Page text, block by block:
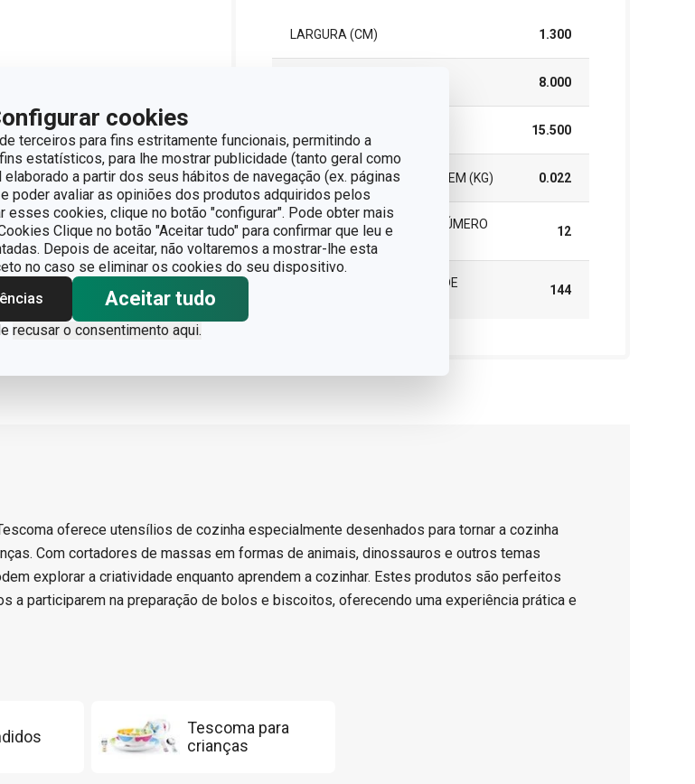
cookies
terceiros para fins estritamente funcionais, permitindo a
estatísticos, para lhe mostrar publicidade (tanto geral como
a partir dos seus hábitos de navegação (ex. páginas
poder avaliar as opiniões dos produtos adquiridos pelos
esses cookies, clique no botão "configurar". Pode obter mais
Clique no botão "Aceitar tudo" para confirmar que leu e
Depois de aceitar, não voltaremos a mostrar-lhe esta
no caso se eliminar os cookies do seu dispositivo.
Aceitar tudo
recusar o consentimento aqui.
LARGURA (CM) 1.300
8.000
15.500
PESO INCLUINDO EMBALAGEM (KG) 0.022
EMBALAGEM DE GRUPO (NÚMERO
DE PEÇAS)
12
CAIXA MASTER (NÚMERO DE
144
oferece utensílios de cozinha especialmente desenhados para tornar a cozinha
Com cortadores de massas em formas de animais, dinossauros e outros temas
explorar a criatividade enquanto aprendem a cozinhar. Estes produtos são perfeitos
a participarem na preparação de bolos e biscoitos, oferecendo uma experiência prática e
Tescoma para
crianças